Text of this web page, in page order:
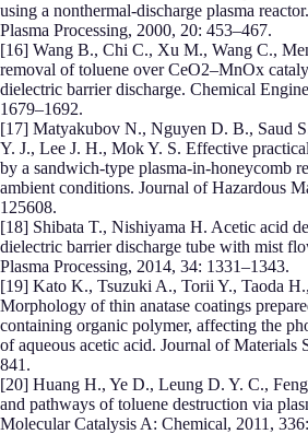
using a nonthermal-discharge plasma
Plasma Processing, 2000, 20: 453–467.
[16] Wang B., Chi C., Xu M., Wang C.,
removal of toluene over CeO2–MnOx
dielectric barrier discharge. Chemical
1679–1692.
[17] Matyakubov N., Nguyen D. B., Saud
Y. J., Lee J. H., Mok Y. S. Effective
by a sandwich-type plasma-in-honeycomb
ambient conditions. Journal of Hazardous
125608.
[18] Shibata T., Nishiyama H. Acetic acid
dielectric barrier discharge tube with mist
Plasma Processing, 2014, 34: 1331–1343.
[19] Kato K., Tsuzuki A., Torii Y., Taoda
Morphology of thin anatase coatings
containing organic polymer, affecting the
of aqueous acetic acid. Journal of Materials
841.
[20] Huang H., Ye D., Leung D. Y. C.,
and pathways of toluene destruction via
Molecular Catalysis A: Chemical, 2011,